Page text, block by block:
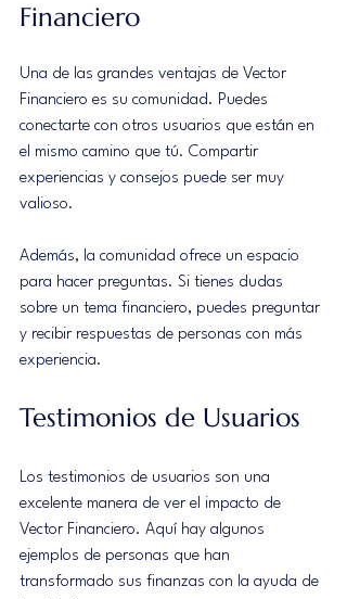
Financiero
Una de las grandes ventajas de Vector
Financiero es su comunidad. Puedes
conectarte con otros usuarios que están en
el mismo camino que tú. Compartir
experiencias y consejos puede ser muy
valioso.
Además, la comunidad ofrece un espacio
para hacer preguntas. Si tienes dudas
sobre un tema financiero, puedes preguntar
y recibir respuestas de personas con más
experiencia.
Testimonios de Usuarios
Los testimonios de usuarios son una
excelente manera de ver el impacto de
Vector Financiero. Aquí hay algunos
ejemplos de personas que han
transformado sus finanzas con la ayuda de